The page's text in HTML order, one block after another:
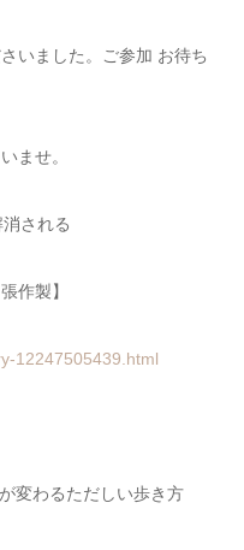
いました。ご参加 お待ち
ませ。
される
作製】
12247505439.html
変わるただしい歩き方